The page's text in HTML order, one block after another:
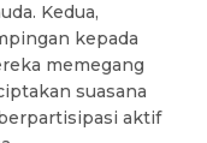
Kedua,
kepada
memegang
suasana
aktif